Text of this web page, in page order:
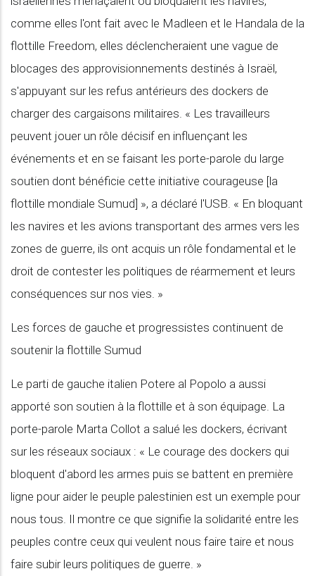
comme elles l'ont fait avec le Madleen et le Handala de la
flottille Freedom, elles déclencheraient une vague de
blocages des approvisionnements destinés à Israël,
s'appuyant sur les refus antérieurs des dockers de
charger des cargaisons militaires. « Les travailleurs
peuvent jouer un rôle décisif en influençant les
événements et en se faisant les porte-parole du large
soutien dont bénéficie cette initiative courageuse [la
flottille mondiale Sumud] », a déclaré l'USB. « En bloquant
les navires et les avions transportant des armes vers les
zones de guerre, ils ont acquis un rôle fondamental et le
droit de contester les politiques de réarmement et leurs
conséquences sur nos vies. »
Les forces de gauche et progressistes continuent de
soutenir la flottille Sumud
Le parti de gauche italien Potere al Popolo a aussi
apporté son soutien à la flottille et à son équipage. La
porte-parole Marta Collot a salué les dockers, écrivant
sur les réseaux sociaux : « Le courage des dockers qui
bloquent d'abord les armes puis se battent en première
ligne pour aider le peuple palestinien est un exemple pour
nous tous. Il montre ce que signifie la solidarité entre les
peuples contre ceux qui veulent nous faire taire et nous
faire subir leurs politiques de guerre. »